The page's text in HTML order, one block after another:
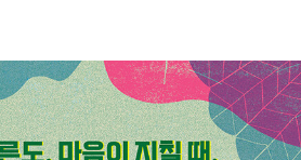
해결책이란 없어. 앞으로 나아가는 힘
결책은 뒤따라온다네.' 삶의 어느 순간
있다면, 혹은 모든 힘이 고갈된 이에게
원할 수 있다면, 우리는 나아갈 수 있
, 청년이든 노인이든, 대단한 이든 평